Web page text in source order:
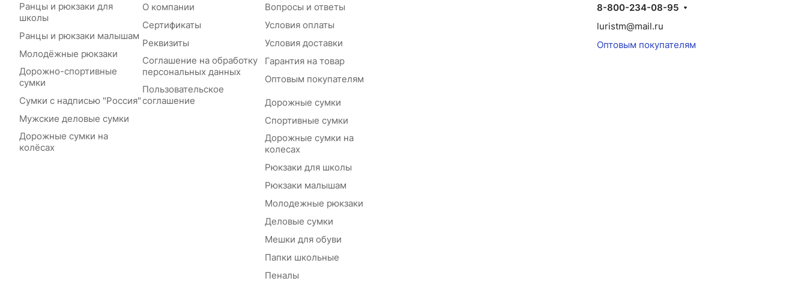
Ранцы и рюкзаки для
школы
Ранцы и рюкзаки малышам
Молодёжные рюкзаки
Дорожно-спортивные
сумки
Сумки с надписью "Россия"
Мужские деловые сумки
Дорожные сумки на
колёсах
О компании
Сертификаты
Реквизиты
Соглашение на обработку
персональных данных
Пользовательское
соглашение
Вопросы и ответы
Условия оплаты
Условия доставки
Гарантия на товар
Оптовым покупателям
Дорожные сумки
Спортивные сумки
Дорожные сумки на
колесах
Рюкзаки для школы
Рюкзаки малышам
Молодежные рюкзаки
Деловые сумки
Мешки для обуви
Папки школьные
Пеналы
8-800-234-08-95
luristm@mail.ru
Оптовым покупателям